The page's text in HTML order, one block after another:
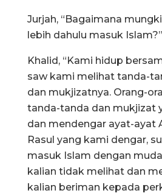
Jurjah, “Bagaimana
lebih dahulu masuk Islam?”
Khalid, “Kami hidup
saw kami melihat tanda-
dan mukjizatnya. Orang-
tanda-tanda dan mukjizat
dan mendengar ayat-ayat
Rasul yang kami dengar,
masuk Islam dengan
kalian tidak melihat dan
kalian beriman kepada